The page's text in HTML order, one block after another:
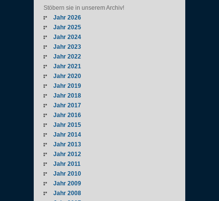
Stöbern sie in unserem Archiv!
Jahr 2026
Jahr 2025
Jahr 2024
Jahr 2023
Jahr 2022
Jahr 2021
Jahr 2020
Jahr 2019
Jahr 2018
Jahr 2017
Jahr 2016
Jahr 2015
Jahr 2014
Jahr 2013
Jahr 2012
Jahr 2011
Jahr 2010
Jahr 2009
Jahr 2008